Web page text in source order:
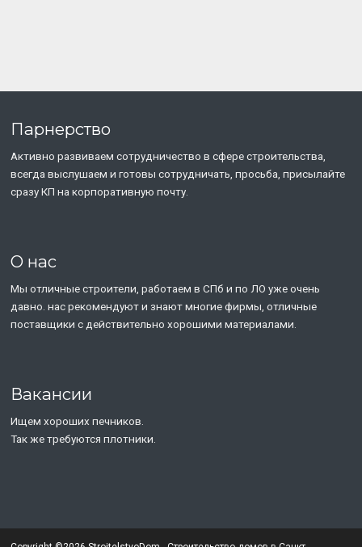
Парнерство
Активно развиваем сотрудничество в сфере строительства,
всегда выслушаем и готовы сотрудничать, просьба, присылайте
сразу КП на корпоративную почту.
О нас
Мы отличные строители, работаем в СПб и по ЛО уже очень
давно. нас рекомендуют и знают многие фирмы, отличные
поставщики с действительно хорошими материалами.
Вакансии
Ищем хороших печников.
Так же требуются плотники.